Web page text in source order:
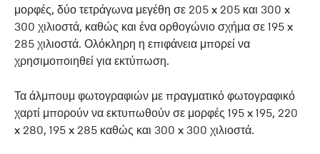
μορφές, δύο τετράγωνα μεγέθη σε 205 x 205 και 300 x
300 χιλιοστά, καθώς και ένα ορθογώνιο σχήμα σε 195 x
285 χιλιοστά. Ολόκληρη η επιφάνεια μπορεί να
χρησιμοποιηθεί για εκτύπωση.
Τα άλμπουμ φωτογραφιών με πραγματικό φωτογραφικό
χαρτί μπορούν να εκτυπωθούν σε μορφές 195 x 195, 220
x 280, 195 x 285 καθώς και 300 x 300 χιλιοστά.